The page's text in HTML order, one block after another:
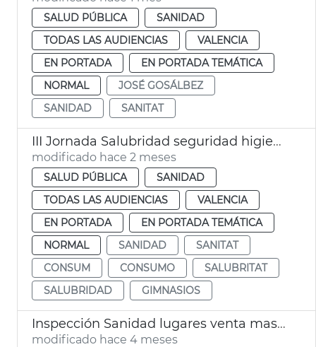
SALUD PÚBLICA
SANIDAD
TODAS LAS AUDIENCIAS
VALENCIA
EN PORTADA
EN PORTADA TEMÁTICA
NORMAL
JOSÉ GOSÁLBEZ
SANIDAD
SANITAT
III Jornada Salubridad seguridad higiene gimnasios
modificado hace 2 meses
SALUD PÚBLICA
SANIDAD
TODAS LAS AUDIENCIAS
VALENCIA
EN PORTADA
EN PORTADA TEMÁTICA
NORMAL
SANIDAD
SANITAT
CONSUM
CONSUMO
SALUBRITAT
SALUBRIDAD
GIMNASIOS
Inspección Sanidad lugares venta masas fritas Fallas València
modificado hace 4 meses